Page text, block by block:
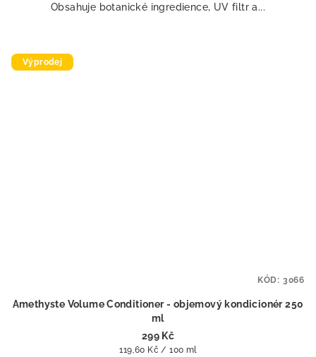
Obsahuje botanické ingredience, UV filtr a...
Výprodej
Amethyste Volume Conditioner - objemový kondicionér 250
ml
299 Kč
Měrná
119,60 Kč / 100 ml
KÓD: 3066